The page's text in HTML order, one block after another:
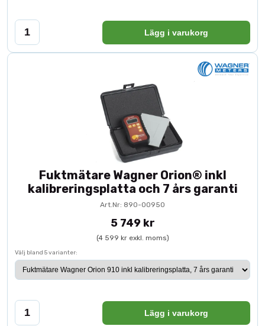
Lägg i varukorg
Fuktmätare Wagner Orion® inkl
kalibreringsplatta och 7 års garanti
Art.Nr: 890-00950
5 749 kr
(4 599 kr exkl. moms)
Välj bland 5 varianter:
Lägg i varukorg